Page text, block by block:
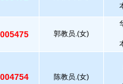
郭教员.(女)
陈教员.(女)